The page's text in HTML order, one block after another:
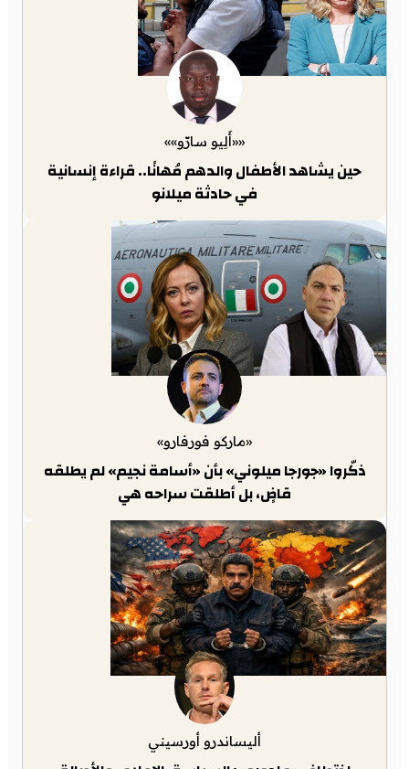
««أَلِيو سارّو»»
حين يشاهد الأطفال والدهم مُهانًا.. قراءة إنسانية
في حادثة ميلانو
«ماركو فورفارو»
ذكّروا «جورجا ميلوني» بأن «أسامة نجيم» لم يطلقه
قاضٍ، بل أطلقت سراحه هي
أليساندرو أورسيني